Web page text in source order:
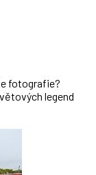
fotografie?
legend